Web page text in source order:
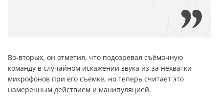
Во-вторых, он отметил, что подозревал съёмочную
команду в случайном искажении звука из-за нехватки
микрофонов при его съемке, но теперь считает это
намеренным действием и манипуляцией.